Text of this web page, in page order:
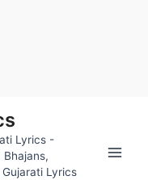
Lyrics -
Bhajans,
Lyrics